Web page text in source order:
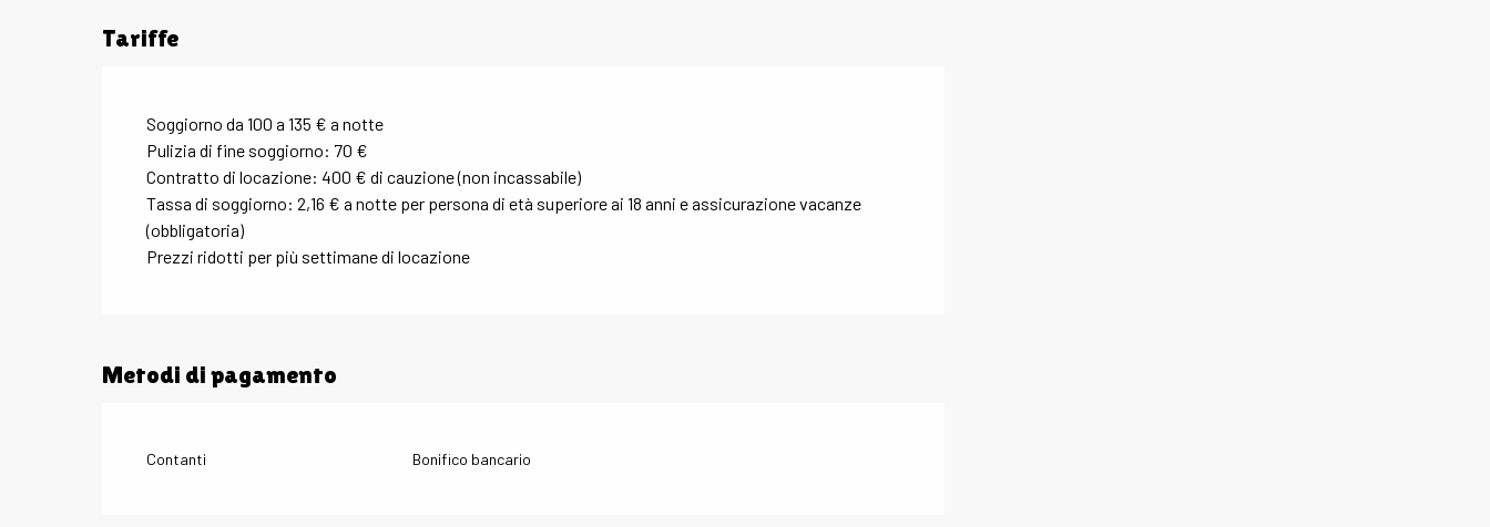
Tariffe
Soggiorno da 100 a 135 € a notte
Pulizia di fine soggiorno: 70 €
Contratto di locazione: 400 € di cauzione (non incassabile)
Tassa di soggiorno: 2,16 € a notte per persona di età superiore ai 18 anni e assicurazione vacanze
(obbligatoria)
Prezzi ridotti per più settimane di locazione
Metodi di pagamento
Contanti Bonifico bancario